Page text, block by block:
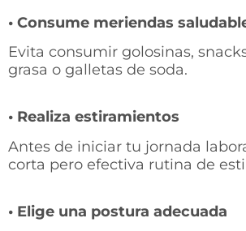
• Consume meriendas
Evita consumir golosinas,
grasa o galletas de soda.
• Realiza estiramientos
Antes de iniciar tu jornada
corta pero efectiva rutina de
• Elige una postura adecuada